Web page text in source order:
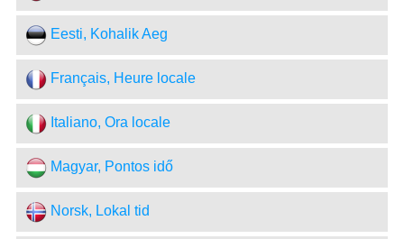
Eesti, Kohalik Aeg
Français, Heure locale
Italiano, Ora locale
Magyar, Pontos idő
Norsk, Lokal tid